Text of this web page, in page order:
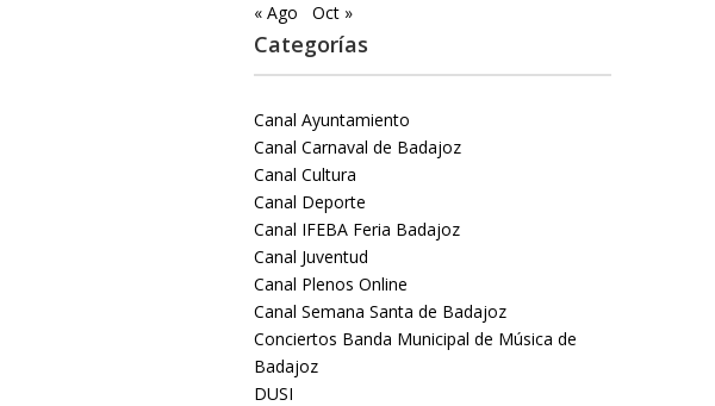
« Ago
Oct »
Categorías
Canal Ayuntamiento
Canal Carnaval de Badajoz
Canal Cultura
Canal Deporte
Canal IFEBA Feria Badajoz
Canal Juventud
Canal Plenos Online
Canal Semana Santa de Badajoz
Conciertos Banda Municipal de Música de
Badajoz
DUSI